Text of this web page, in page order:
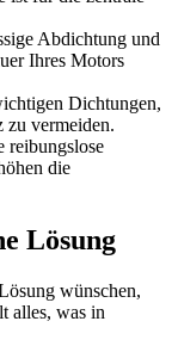
Abdichtung und
Ihres Motors
Dichtungen,
zu vermeiden.
reibungslose
die
Lösung
wünschen,
alles, was in